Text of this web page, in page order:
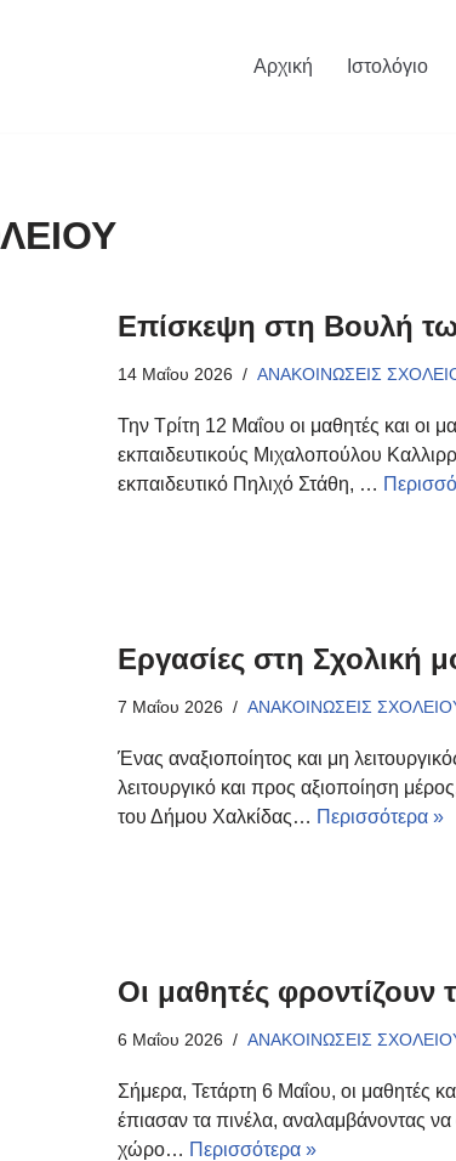
Αρχική Ιστολόγιο
Επίσκεψη στη Βουλή
14 Μαΐου 2026 ΑΝΑΚΟΙΝΩΣΕΙΣ
Την Τρίτη 12 Μαΐου οι μαθητές και οι
εκπαιδευτικούς Μιχαλοπούλου
εκπαιδευτικό Πηλιχό Στάθη, …
Εργασίες στη Σχολική
7 Μαΐου 2026 ΑΝΑΚΟΙΝΩΣΕΙΣ
Ένας αναξιοποίητος και μη
λειτουργικό και προς αξιοποίηση
του Δήμου Χαλκίδας… Περισσότερα »
Οι μαθητές φροντίζουν
6 Μαΐου 2026 ΑΝΑΚΟΙΝΩΣΕΙΣ
Σήμερα, Τετάρτη 6 Μαΐου, οι μαθητές
έπιασαν τα πινέλα, αναλαμβάνοντας
χώρο… Περισσότερα »